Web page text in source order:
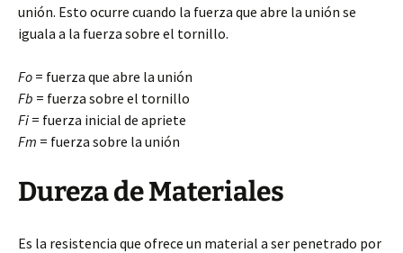
unión. Esto ocurre cuando la fuerza que abre la unión se
iguala a la fuerza sobre el tornillo.
Fo = fuerza que abre la unión
Fb = fuerza sobre el tornillo
Fi = fuerza inicial de apriete
Fm = fuerza sobre la unión
Dureza de Materiales
Es la resistencia que ofrece un material a ser penetrado por